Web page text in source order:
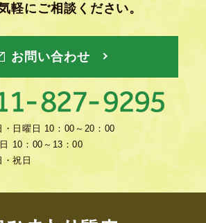
軽にご相談ください。
お問い合わせ
・日曜日 10：00～20：00
10：00～13：00
・祝日